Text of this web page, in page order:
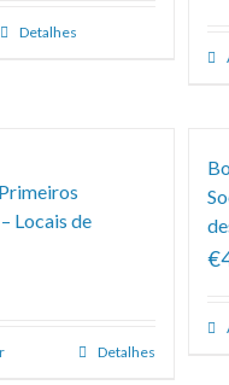
Detalhes
Locais de
Detalhes